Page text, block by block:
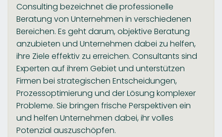
Consulting bezeichnet die professionelle
Beratung von Unternehmen in verschiedenen
Bereichen. Es geht darum, objektive Beratung
anzubieten und Unternehmen dabei zu helfen,
ihre Ziele effektiv zu erreichen. Consultants sind
Experten auf ihrem Gebiet und unterstützen
Firmen bei strategischen Entscheidungen,
Prozessoptimierung und der Lösung komplexer
Probleme. Sie bringen frische Perspektiven ein
und helfen Unternehmen dabei, ihr volles
Potenzial auszuschöpfen.